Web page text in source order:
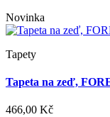
Novinka
Tapety
Tapeta na zeď,
466,00 Kč